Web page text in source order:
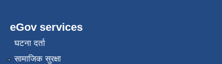
eGov services
घटना दर्ता
सामाजिक सुरक्षा